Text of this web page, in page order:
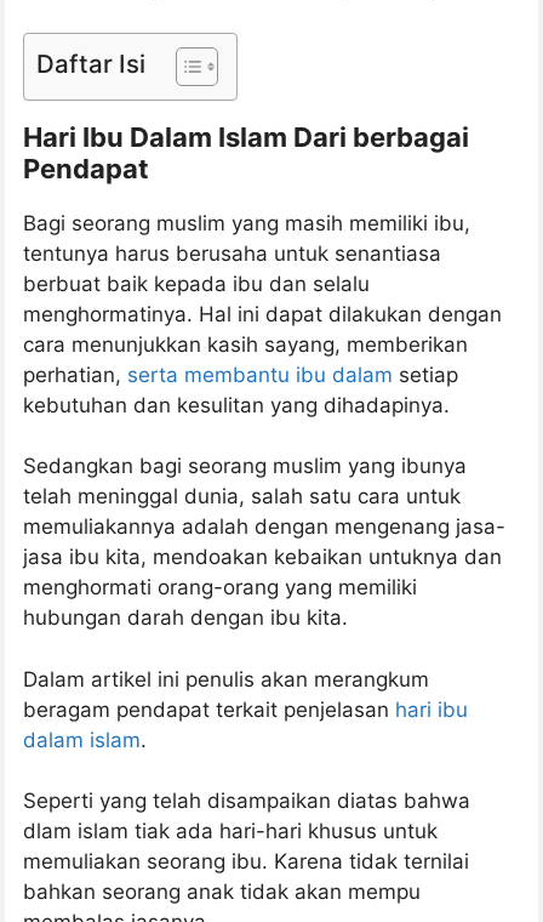
Daftar Isi
Hari Ibu Dalam Islam Dari berbagai
Pendapat
Bagi seorang muslim yang masih memiliki ibu,
tentunya harus berusaha untuk senantiasa
berbuat baik kepada ibu dan selalu
menghormatinya. Hal ini dapat dilakukan dengan
cara menunjukkan kasih sayang, memberikan
perhatian, serta membantu ibu dalam setiap
kebutuhan dan kesulitan yang dihadapinya.
Sedangkan bagi seorang muslim yang ibunya
telah meninggal dunia, salah satu cara untuk
memuliakannya adalah dengan mengenang jasa-
jasa ibu kita, mendoakan kebaikan untuknya dan
menghormati orang-orang yang memiliki
hubungan darah dengan ibu kita.
Dalam artikel ini penulis akan merangkum
beragam pendapat terkait penjelasan hari ibu
dalam islam.
Seperti yang telah disampaikan diatas bahwa
dlam islam tiak ada hari-hari khusus untuk
memuliakan seorang ibu. Karena tidak ternilai
bahkan seorang anak tidak akan mempu